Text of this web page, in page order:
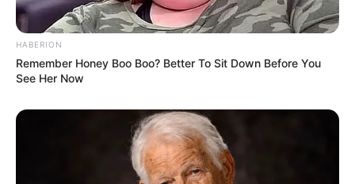
Fail! 10 Potret Makanan Gagal
Dimasak yang Bikin Kamu
HABERION
Remember Honey Boo Boo? Better To Sit Down Before You
See Her Now